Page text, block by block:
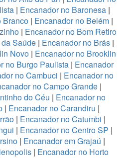
| Encanador no Baronesa|
Branco | Encanador no Belém |
| Encanador no Bom Retiro
Saúde| Encanador no Brás|
Novo | Encanador no Brooklin
no Burgo Paulista| Encanador
no Cambuci | Encanador no
no Campo Grande |
do Céu | Encanador no
| Encanador no Carandiru |
| Encanador no Catumbi |
| Encanador no Centro SP |
| Encanador em Grajaú |
| Encanador no Horto